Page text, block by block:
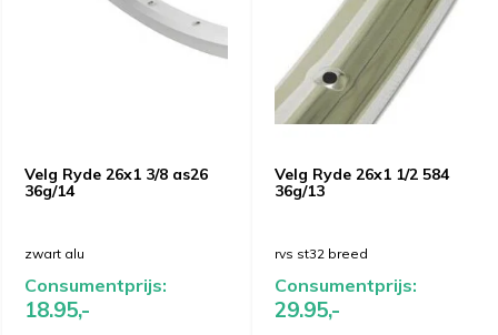
Velg Ryde 26x1 3/8 as26
36g/14
zwart alu
Consumentprijs:
18.95,-
Velg Ryde 26x1 1/2 584
36g/13
rvs st32 breed
Consumentprijs:
29.95,-